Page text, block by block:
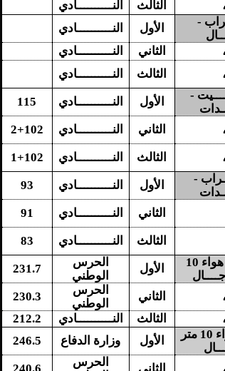
الثالث
النــــــــــادي
-
الأول
النــــــــــادي
الثاني
النــــــــــادي
الثالث النــــــــــادي
-
الأول النــــــــــادي 115
الثاني النــــــــــادي 2+102
الثالث النــــــــــادي 1+102
-
الأول النــــــــــادي 93
الثاني النــــــــــادي 91
الثالث النــــــــــادي 83
مسدس هواء 10
الأول
الحرس
الوطني
231.7
الثاني
الحرس
الوطني
230.3
الثالث النــــــــــادي
212.2
بندقية هواء 10 متر
الأول وزارة الدفاع 246.5
الحرس